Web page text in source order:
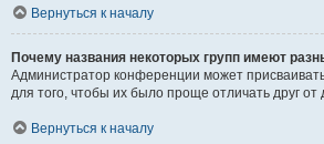
Вернуться к началу
Почему названия некоторых групп имеют
Администратор конференции может
для того, чтобы их было проще отличать друг от
Вернуться к началу